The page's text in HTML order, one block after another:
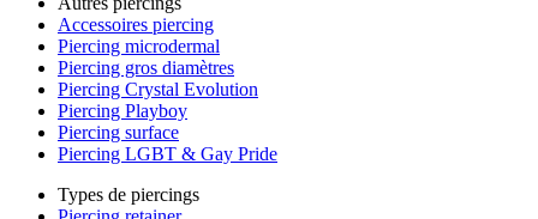
Accessoires piercing
Piercing microdermal
Piercing gros diamètres
Piercing Crystal Evolution
Piercing Playboy
Piercing surface
Piercing LGBT & Gay Pride
Types de piercings